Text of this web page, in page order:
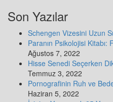
Son Yazılar
Schengen Vizesini Uzun
Paranın Psikolojisi
Ağustos 7, 2022
Hisse Senedi Seçerken
Temmuz 3, 2022
Pornografinin Ruh ve
Haziran 5, 2022